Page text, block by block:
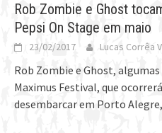
Rob Zombie e Ghost
Pepsi On Stage em maio
23/02/2017 Lucas Corrêa
Rob Zombie e Ghost,
Maximus Festival, que
desembarcar em Porto